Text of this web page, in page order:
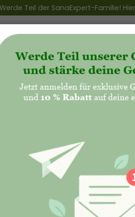
Werde Teil der SanaExpert-Familie!
Club